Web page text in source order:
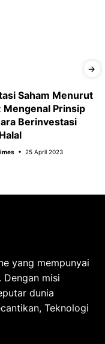
Saham Menurut
Mengenal Prinsip
Berinvestasi
25 April 2023
yang mempunyai
Dengan misi
dunia
Teknologi